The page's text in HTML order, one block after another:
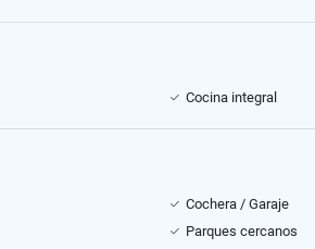
Cocina integral
Cochera / Garaje
Parques cercanos